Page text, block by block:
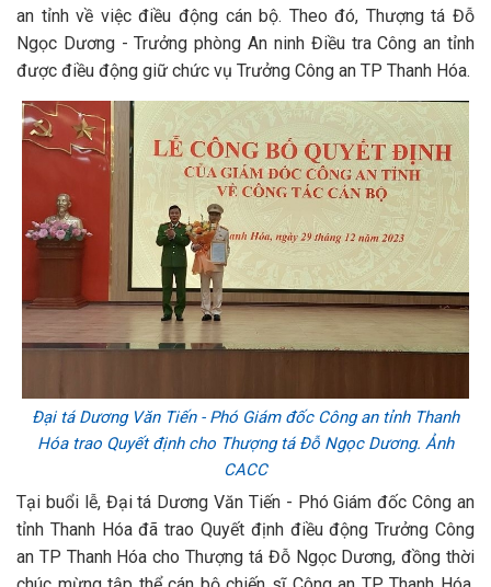
an tỉnh về việc điều động cán bộ. Theo đó, Thượng tá Đỗ
Ngọc Dương - Trưởng phòng An ninh Điều tra Công an tỉnh
được điều động giữ chức vụ Trưởng Công an TP Thanh Hóa.
Đại tá Dương Văn Tiến - Phó Giám đốc Công an tỉnh Thanh
Hóa trao Quyết định cho Thượng tá Đỗ Ngọc Dương. Ảnh
CACC
Tại buổi lễ, Đại tá Dương Văn Tiến - Phó Giám đốc Công an
tỉnh Thanh Hóa đã trao Quyết định điều động Trưởng Công
an TP Thanh Hóa cho Thượng tá Đỗ Ngọc Dương, đồng thời